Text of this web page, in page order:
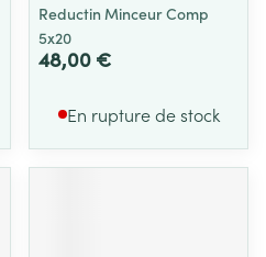
Reductin Minceur Comp
5x20
48,00 €
En rupture de stock